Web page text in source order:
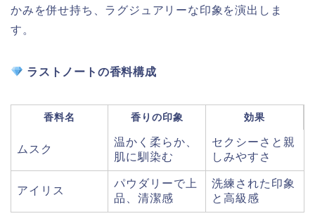
かみを併せ持ち、ラグジュアリーな印象を演出しま
す。
ラストノートの香料構成
香料名 香りの印象 効果
ムスク
温かく柔らか、
肌に馴染む
セクシーさと親
しみやすさ
アイリス
パウダリーで上
品、清潔感
洗練された印象
と高級感